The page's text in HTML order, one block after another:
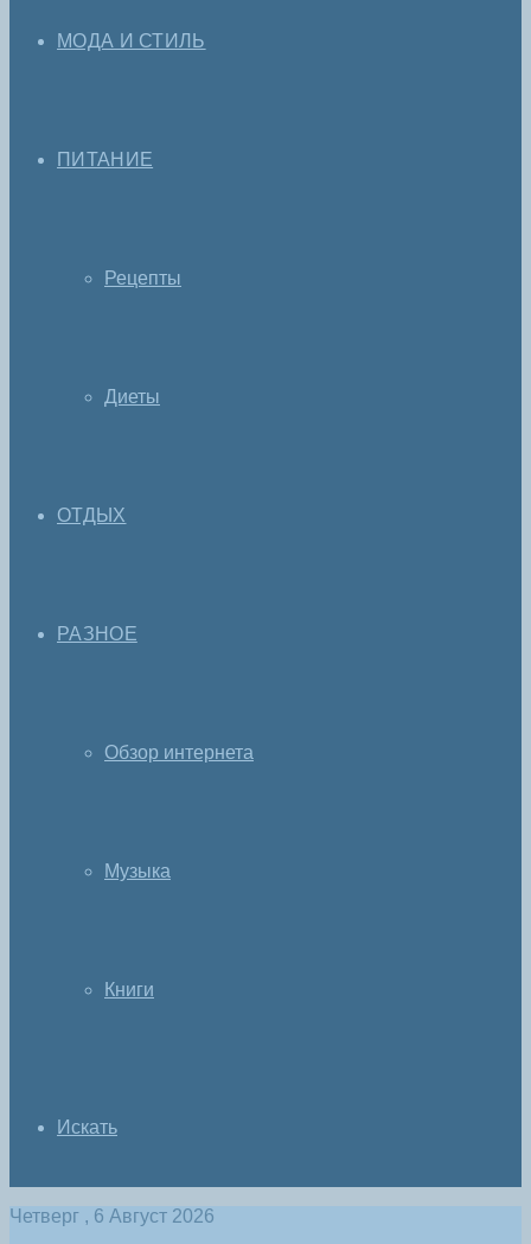
МОДА И СТИЛЬ
ПИТАНИЕ
Рецепты
Диеты
ОТДЫХ
РАЗНОЕ
Обзор интернета
Музыка
Книги
Искать
Четверг , 6 Август 2026